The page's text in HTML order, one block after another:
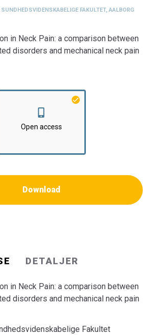
SUNDHEDSVIDENSKABELIGE FAKULTET, AALBORG
in Neck Pain: a comparison between
disorders and mechanical neck pain
Medicin og Sundhedsteknologi
Open access
Download
DETALJER
in Neck Pain: a comparison between
disorders and mechanical neck pain
Fakultet